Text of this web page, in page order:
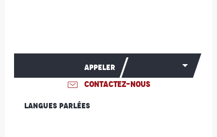
APPELER
CONTACTEZ-NOUS
Langues parlées
Langues parlées